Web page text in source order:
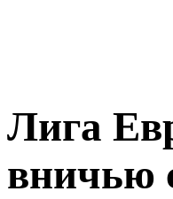
Лига
вничью